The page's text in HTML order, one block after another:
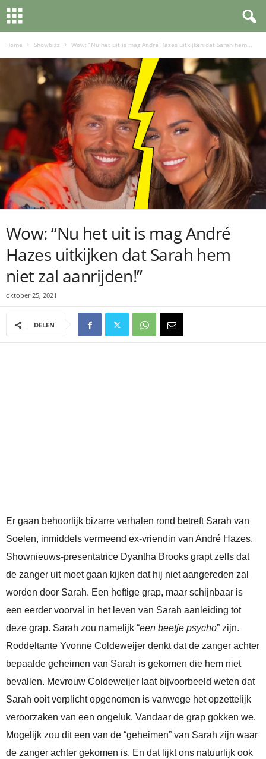
Home Showbizz Wow: “Nu het uit is mag André Hazes uitkijken dat Sarah hem...
Wow: “Nu het uit is mag André
Hazes uitkijken dat Sarah hem
niet zal aanrijden!”
oktober 25, 2021
DELEN
Er gaan behoorlijk bizarre verhalen rond betreft Sarah van
Soelen, inmiddels vermeend ex-vriendin van André Hazes.
Shownieuws-presentatrice Dyantha Brooks grapt zelfs dat
de zanger uit moet gaan kijken dat hij niet aangereden zal
worden door Sarah. Een heftige grap, maar schijnbaar is
een eerder voorval in het leven van Sarah aanleiding tot
deze grap. Sarah zou namelijk “een beetje psycho” zijn.
Roddeltante Yvonne Coldeweijer denkt dat de zanger achter
bepaalde geheimen van Sarah is gekomen die hem niet
bevallen. Mevrouw Coldeweijer laat bijvoorbeeld weten dat
Sarah ooit verplicht opgenomen is vanwege het opzettelijk
veroorzaken van een ongeluk. Vandaar de grap gokken we.
Mogelijk zou dit een van de “geheimen” van Sarah zijn waar
de zanger achter gekomen is. En dat lijkt ons natuurlijk ook